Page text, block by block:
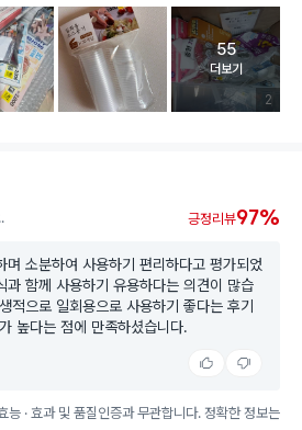
리뷰 이
2
고객 리뷰
55
더보기
긍정리뷰97%
며 소분하여 사용하기 편리하다고 평가되었
과 함께 사용하기 유용하다는 의견이 많습
적으로 일회용으로 사용하기 좋다는 후기
높다는 점에 만족하셨습니다.
능 · 효과 및 품질인증과 무관합니다. 정확한 정보는